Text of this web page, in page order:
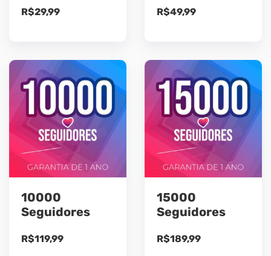
R$29,99 R$49,99
10000
Seguidores
R$119,99
15000
Seguidores
R$189,99